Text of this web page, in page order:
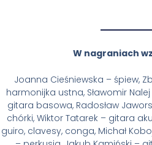
W nagraniach
Joanna Cieśniewska – śpiew,
harmonijka ustna, Sławomir
gitara basowa, Radosław
chórki, Wiktor Tatarek – gitara
guiro, clavesy, conga, Michał